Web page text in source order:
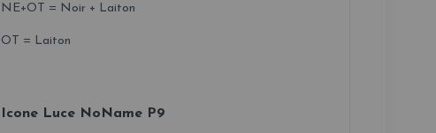
NE+OT = Noir + Laiton
OT = Laiton
Icone Luce NoName P9